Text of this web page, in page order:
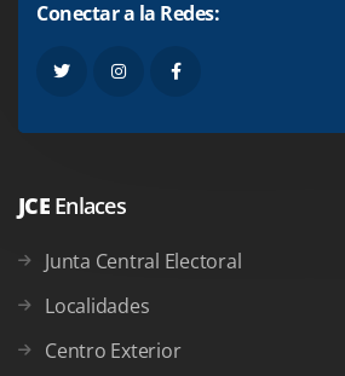
Conectar a la Redes:
JCE Enlaces
Junta Central Electoral
Localidades
Centro Exterior